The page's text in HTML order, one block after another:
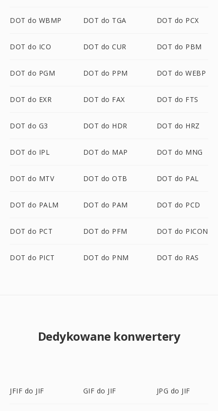
DOT do WBMP DOT do TGA DOT do PCX
DOT do ICO DOT do CUR DOT do PBM
DOT do PGM DOT do PPM DOT do WEBP
DOT do EXR DOT do FAX DOT do FTS
DOT do G3 DOT do HDR DOT do HRZ
DOT do IPL DOT do MAP DOT do MNG
DOT do MTV DOT do OTB DOT do PAL
DOT do PALM DOT do PAM DOT do PCD
DOT do PCT DOT do PFM DOT do PICON
DOT do PICT DOT do PNM DOT do RAS
Dedykowane konwertery
JFIF do JIF GIF do JIF JPG do JIF